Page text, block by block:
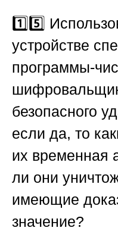
1️⃣5️⃣
устройстве
программы-
безопасного
если да, то
их временная
ли они
имеющие
значение?